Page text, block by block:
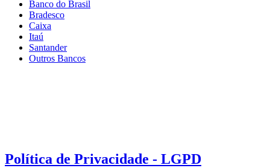
Banco do Brasil
Bradesco
Caixa
Itaú
Santander
Outros Bancos
Política de Privacidade - LGPD